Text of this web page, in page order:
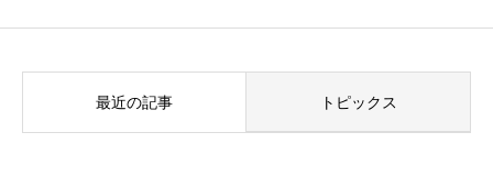
最近の記事 トピックス